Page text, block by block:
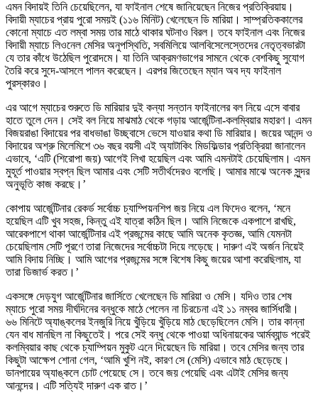
এমন বিদায়ই তিনি চেয়েছিলেন, যা ফাইনাল শেষে জানিয়েছেন নিজের প্রতিক্রিয়ায়।
বিদায়ী ম্যাচের প্রায় পুরো সময়ই (১১৬ মিনিট) খেলেছেন ডি মারিয়া। সাম্প্রতিককালের
কোনো ম্যাচে এত লম্বা সময় তার মাঠে থাকার ঘটনাও বিরল। তবে ফাইনাল এবং নিজের
বিদায়ী ম্যাচে লিওনেল মেসির অনুপস্থিতি, সবমিলিয়ে আলবিসেলেস্তেদের নেতৃত্বভারটা
যে তার কাঁধে উঠেছিল পুরোদমে। যা তিনি আক্রমণভাগের সামনে থেকে বেশকিছু সুযোগ
তৈরি করে সুদে-আসলে পালন করেছেন। এরপর জিতেছেন ম্যান অব দ্য ফাইনাল
পুরস্কারও।
এর আগে ম্যাচের শুরুতে ডি মারিয়ার দুই কন্যা সন্তান ফাইনালের বল নিয়ে এসে বাবার
হাতে তুলে দেন। সেই বল নিয়ে মাঝমাঠ থেকে গড়ায় আর্জেন্টিনা-কলম্বিয়ার মহারণ। এমন
বিজয়রাঙা বিদায়ের পর বাধভাঙা উচ্ছ্বাসে ভেসে যাওয়ার কথা ডি মারিয়ার। জয়ের আনন্দ ও
বিদায়ের অশ্রু মিলেমিশে ৩৬ বছর বয়সী এই অ্যাটাকিং মিডফিল্ডার প্রতিক্রিয়া জানালেন
এভাবে, ‘এটি (শিরোপা জয়) আগেই লিখা হয়েছিল এবং আমি এমনটাই চেয়েছিলাম। এমন
মুহূর্ত পাওয়ার স্বপ্ন ছিল আমার এবং সেটি সতীর্থদেরও বলেছি। আমার মাঝে অনেক সুন্দর
অনুভূতি কাজ করছে।’
কোপায় আর্জেন্টিনার রেকর্ড সর্বোচ্চ চ্যাম্পিয়নশিপ জয় নিয়ে এল ফিদেও বলেন, ‘মনে
হয়েছিল এটি খুব সহজ, কিন্তু এই যাত্রা কঠিন ছিল। আমি নিজেকে একপাশে রাখছি,
আরেকপাশে থাকা আর্জেন্টিনার এই প্রজন্মের কাছে আমি অনেক কৃতজ্ঞ, আমি যেমনটা
চেয়েছিলাম সেটি পূরণে তারা নিজেদের সর্বোচ্চটা দিয়ে লড়েছে। দারুণ এই অর্জন নিয়েই
আমি বিদায় নিচ্ছি। আমি আগের প্রজন্মের সঙ্গে বিশেষ কিছু জয়ের আশা করেছিলাম, যা
তারা ডিজার্ভ করত।’
একসঙ্গে দেড়যুগ আর্জেন্টিনার জার্সিতে খেলেছেন ডি মারিয়া ও মেসি। যদিও তার শেষ
ম্যাচে পুরো সময় দীর্ঘদিনের বন্ধুকে মাঠে পেলেন না চিরচেনা এই ১১ নম্বর জার্সিধারী।
৬৬ মিনিটে অ্যাঙ্কলের ইনজুরি নিয়ে খুঁড়িয়ে খুঁড়িয়ে মাঠ ছেড়েছিলেন মেসি। তার কান্না
যেন বাধ মানছিল না কিছুতেই। পরে সেই বন্ধু থেকে পাওয়া অধিনায়কের আর্মব্যান্ড পরেই
কলম্বিয়ার কাছ থেকে চ্যাম্পিয়ন মুকুট এনে দিয়েছেন ডি মারিয়া। তবে মেসির জন্য তার
কিছুটা আক্ষেপ শোনা গেল, ‘আমি খুশি নই, কারণ সে (মেসি) এভাবে মাঠ ছেড়েছে।
ডানপায়ের অ্যাঙ্কলে চোট পেয়েছে সে। তবে জয় পেয়েছি এবং এটাই মেসির জন্য
আনন্দের। এটি সত্যিই দারুণ এক রাত।’